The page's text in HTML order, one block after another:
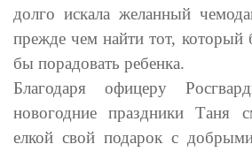
долго искала желанный
прежде чем найти тот, который
бы порадовать ребенка.
Благодаря офицеру
новогодние праздники Таня
елкой свой подарок с